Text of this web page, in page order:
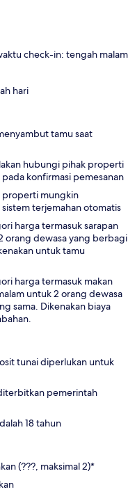
check-in: tengah malam
hari
tamu saat
hubungi pihak properti
konfirmasi pemesanan
properti mungkin
terjemahan otomatis
harga termasuk sarapan
orang dewasa yang berbagi
untuk tamu
harga termasuk makan
untuk 2 orang dewasa
sama. Dikenakan biaya
tunai diperlukan untuk
pemerintah
18 tahun
(???, maksimal 2)*